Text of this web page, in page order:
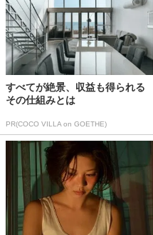
すべてが絶景、収益も得られる
その仕組みとは
PR(COCO VILLA on GOETHE)